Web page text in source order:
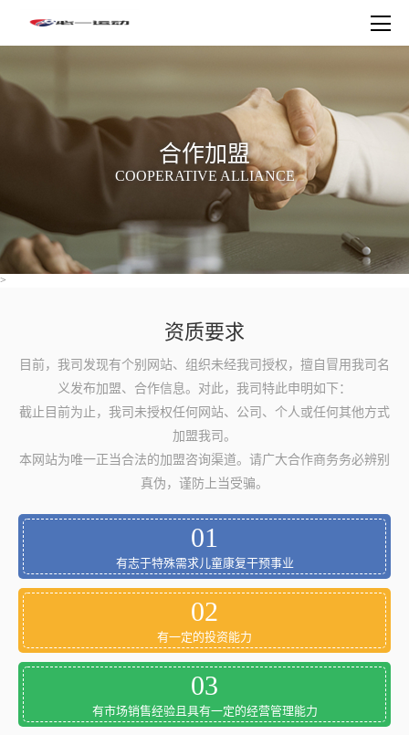
合作加盟
COOPERATIVE ALLIANCE
>
资质要求
目前，我司发现有个别网站、组织未经我司授权，擅自冒用我司名
义发布加盟、合作信息。对此，我司特此申明如下：
截止目前为止，我司未授权任何网站、公司、个人或任何其他方式
加盟我司。
本网站为唯一正当合法的加盟咨询渠道。请广大合作商务务必辨别
真伪，谨防上当受骗。
01
有志于特殊需求儿童康复干预事业
02
有一定的投资能力
03
有市场销售经验且具有一定的经营管理能力